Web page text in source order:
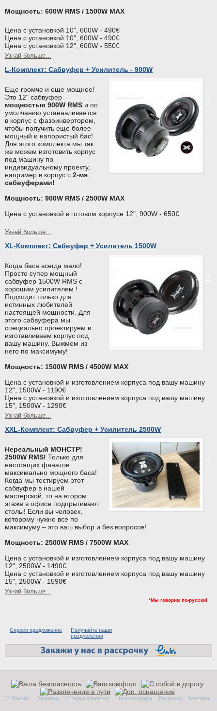
Мощность: 600W RMS / 1500W MAX
Цена с установкой 10", 600W - 490€
Цена с установкой 10", 600W - 490€
Цена с установкой 12", 600W - 550€
Узнай больше...
L-Комплект: Сабвуфер + Усилитель - 900W
Еще громче и еще мощнее!
Это 12" сабвуфер
мощностью 900W RMS и по
умолчанию устанавливается
в корпус с фазоинвертором,
чтобы получить еще более
мощный и напористый бас!
Для этого комплекта мы так
же можем изготовить корпус
под машину по
индивидуальному проекту,
например в корпус с 2-мя
сабвуферами!
Мощность: 900W RMS / 2500W MAX
Цена с установкой в готовом корпусе 12", 900W - 650€
Узнай больше...
XL-Комплект: Сабвуфер + Усилитель 1500W
Когда баса всегда мало!
Просто супер мощный
сабвуфер 1500W RMS с
хорошим усилителем !
Подходит только для
истинных любителей
настоящей мощности. Для
этого сабвуфера мы
специально проектируем и
изготавливаем корпус под
вашу машину. Выжмем из
него по максимуму!
Мощность: 1500W RMS / 4500W MAX
Цена с установкой и изготовлением корпуса под вашу машину
12", 1500W - 1190€
Цена с установкой и изготовлением корпуса под вашу машину
15", 1500W - 1290€
Узнай больше...
XXL-Комплект: Сабвуфер + Усилитель 2500W
Нереальный МОНСТР!
2500W RMS! Только для
настоящих фанатов
максимально мощного баса!
Когда мы тестируем этот
сабвуфер в нашей
мастерской, то на втором
этаже в офисе подпрыгивают
столы! Если вы человек,
которому нужно все по
максимуму – это ваш выбор и без вопросов!
Мощность: 2500W RMS / 7500W MAX
Цена с установкой и изготовлением корпуса под вашу машину
12", 2500W - 1490€
Цена с установкой и изготовлением корпуса под вашу машину
15", 2500W - 1590€
Узнай больше...
*Мы говорим по-русски!
Спроси предложение
Получайте наши
предложения
О Ravolar Гарантии Отзывы клиентов Наши награды Вакансии Контакты